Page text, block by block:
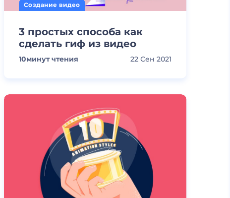
Создание видео
3 простых способа как
сделать гиф из видео
10минут чтения 22 Сен 2021